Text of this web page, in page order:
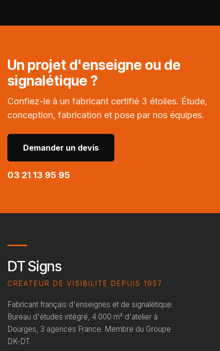
Un projet d'enseigne ou de
signalétique ?
Confiez-le à un fabricant certifié 3 étoiles. Étude,
conception, fabrication et pose par nos équipes.
Demander un devis
03 21 13 95 95
DT Signs
CRÉATEUR DE VISIBILITÉ DEPUIS 1957
Fabricant français d'enseignes et de signalétique.
Bureau d'études intégré, 4 000 m² d'atelier à
Dourges, 3 agences France. Membre du Groupe
DK-DT.